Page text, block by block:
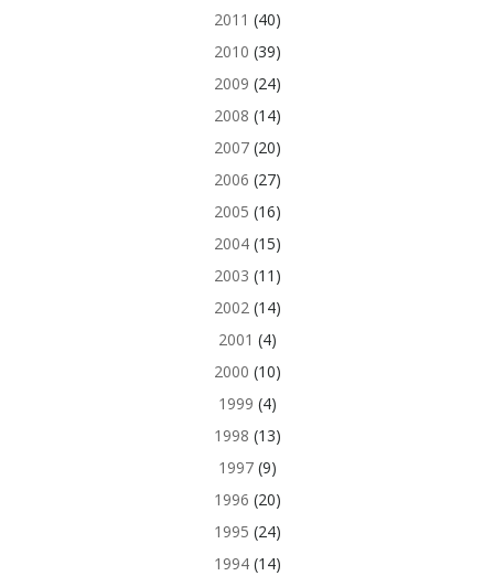
2011 (40)
2010 (39)
2009 (24)
2008 (14)
2007(20)
2006 (27)
2005 (16)
2004(15)
2003 (11)
2002(14)
2001 (4)
2000 (10)
1999 (4)
1998 (13)
1997(9)
1996 (20)
1995 (24)
1994(14)